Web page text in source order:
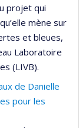
projet qui
mène sur
et bleues,
Laboratoire
(LIVB).
de Danielle
pour les